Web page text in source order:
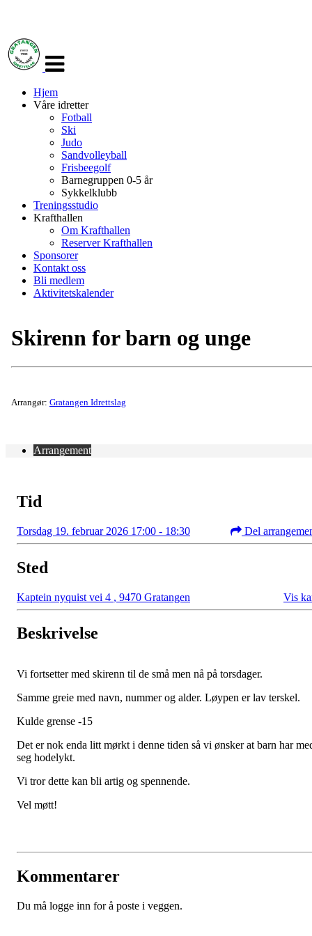
navigasjon
Hjem
Våre idretter
Fotball
Ski
Judo
Sandvolleyball
Frisbeegolf
Barnegruppen 0-5 år
Sykkelklubb
Treningsstudio
Krafthallen
Om Krafthallen
Reserver Krafthallen
Sponsorer
Kontakt oss
Bli medlem
Aktivitetskalender
Skirenn for barn og unge
Arrangør: Gratangen Idrettslag
Arrangement
Tid
Torsdag 19. februar 2026 17:00 - 18:30 Del
Sted
Kaptein nyquist vei 4 , 9470 Gratangen Vis
Beskrivelse
Vi fortsetter med skirenn til de små men nå på torsdager.
Samme greie med navn, nummer og alder. Løypen er lav terskel.
Kulde grense -15
Det er nok enda litt mørkt i denne tiden så vi ønsker at barn har
seg hodelykt.
Vi tror dette kan bli artig og spennende.
Vel møtt!
Kommentarer
Du må logge inn for å poste i veggen.